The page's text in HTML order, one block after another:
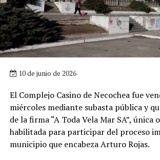
10 de junio de 2026
El Complejo Casino de Necochea fue
miércoles mediante subasta pública y
de la firma “A Toda Vela Mar SA”, única
habilitada para participar del proceso
municipio que encabeza Arturo Rojas.